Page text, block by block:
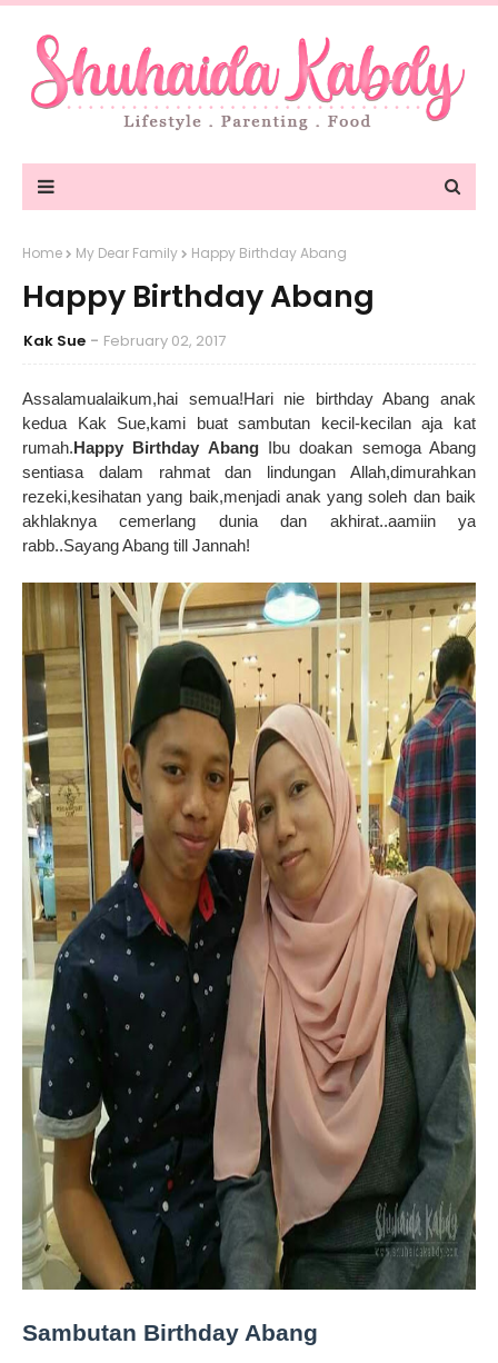
Home My Dear Family Happy Birthday Abang
Happy Birthday Abang
Kak Sue February 02, 2017
Assalamualaikum,hai semua!Hari nie birthday Abang anak
kedua Kak Sue,kami buat sambutan kecil-kecilan aja kat
rumah. Happy Birthday Abang
Ibu doakan semoga Abang
sentiasa dalam rahmat dan lindungan Allah,dimurahkan
rezeki,kesihatan yang baik,menjadi anak yang soleh dan baik
akhlaknya cemerlang dunia dan akhirat..aamiin ya
rabb..Sayang Abang till Jannah!
Sambutan Birthday Abang